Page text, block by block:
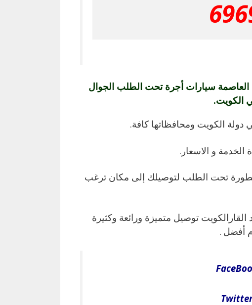
سيارات أجرة تحت الطلب الجوال
الكويت.
الكويت ومحافظاتها كافة.
الخدمة و الاسعار.
تحت الطلب لتوصيلك إلى مكان ترغب
توصيل متميزة ورائعة وكثيرة
أفضل .